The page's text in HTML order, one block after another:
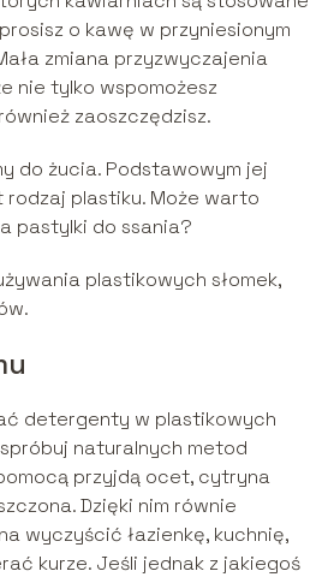
o kawę w przyniesionym
zmiana przyzwyczajenia
nie tylko wspomożesz
zaoszczędzisz.
do żucia. Podstawowym jej
rodzaj plastiku. Może warto
pastylki do ssania?
plastikowych słomek,
detergenty w plastikowych
naturalnych metod
przyjdą ocet, cytryna
Dzięki nim równie
wyczyścić łazienkę, kuchnię,
kurze. Jeśli jednak z jakiegoś